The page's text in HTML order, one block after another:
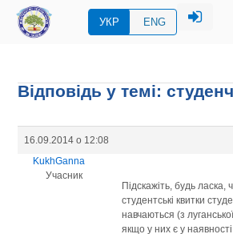
УКР ENG
Відповідь у темі:
16.09.2014 о 12:08
KukhGanna
Учасник
Підскажіть, будь ласка,
студентські квитки
навчаються (з
якщо у них є у